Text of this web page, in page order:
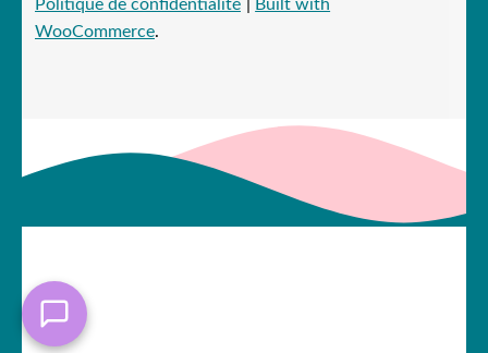
Politique de confidentialité
Built with
WooCommerce.